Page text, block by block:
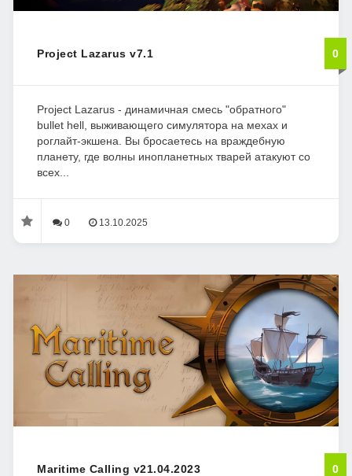
Project Lazarus v7.1 0
Project Lazarus - динамичная смесь "обратного"
bullet hell, выживающего симулятора на мехах и
роглайт-экшена. Вы бросаетесь на враждебную
планету, где волны инопланетных тварей атакуют со
всех...
0 13.10.2025
Maritime Calling v21.04.2023 0